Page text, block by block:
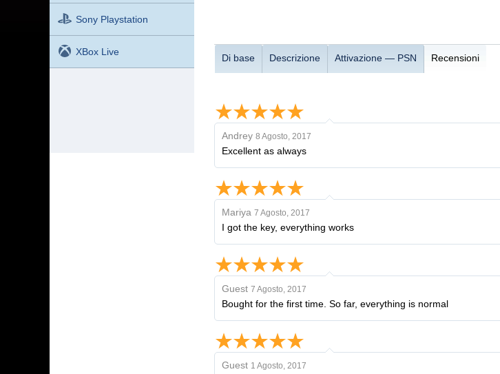
Sony Playstation
XBox Live
Di base Descrizione Attivazione — PSN Recensioni
Andrey 8 Agosto, 2017
Excellent as always
Mariya 7 Agosto, 2017
I got the key, everything works
Guest 7 Agosto, 2017
Bought for the first time. So far, everything is normal
Guest 1 Agosto, 2017